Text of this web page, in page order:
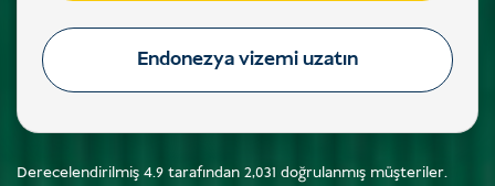
Endonezya vizemi uzatın
Derecelendirilmiş 4.9 tarafından 2,031 doğrulanmış müşteriler.